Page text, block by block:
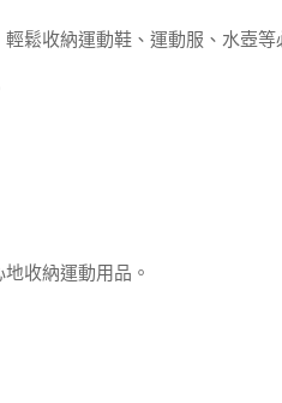
鬆收納運動鞋、運動服、水壺等
收納運動用品。